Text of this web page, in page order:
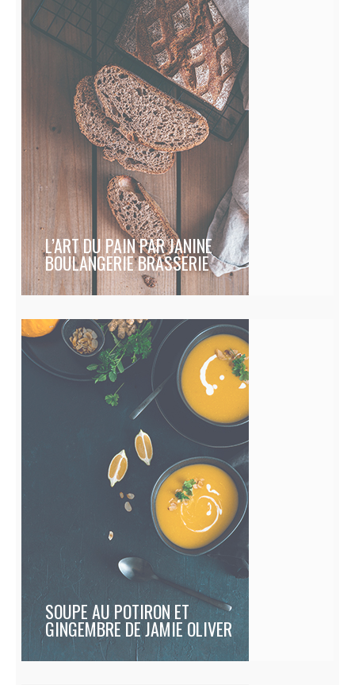
L’ART DU PAIN PAR JANINE
BOULANGERIE BRASSERIE
SOUPE AU POTIRON ET
GINGEMBRE DE JAMIE OLIVER